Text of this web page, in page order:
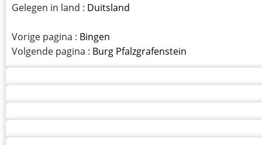
Gelegen in land : Duitsland
Vorige pagina : Bingen
Volgende pagina : Burg Pfalzgrafenstein